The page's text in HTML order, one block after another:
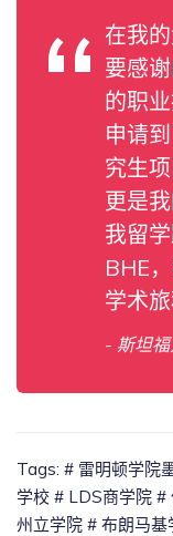
在我
要感
的职
申请
究生
更是
我留
BHE
学术旅
- 斯坦
Tags: # 雷明顿学院
学校 # LDS商学院 #
州立学院 # 布朗马基